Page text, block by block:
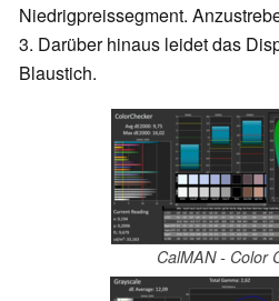
Niedrigpreissegment.
3. Darüber hinaus leidet das
Blaustich.
CalMAN - Color